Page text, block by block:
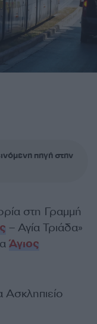
πηγή στην
στη Γραμμή
– Αγία Τριάδα»
Άγιος
Ασκληπιείο